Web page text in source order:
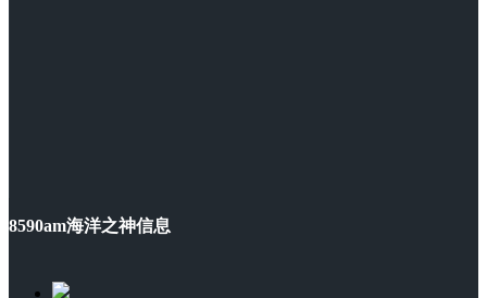
8590am海洋之神信息